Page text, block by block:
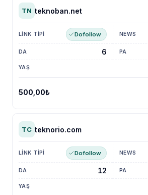
TN teknoban.net
Dofollow
6
500,00₺
TC teknorio.com
Dofollow
12